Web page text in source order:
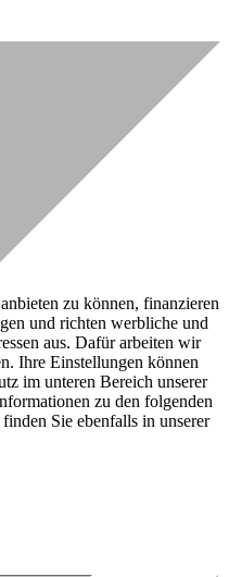
zu können, finanzieren
und richten werbliche und
aus. Dafür arbeiten wir
Ihre Einstellungen können
im unteren Bereich unserer
zu den folgenden
Sie ebenfalls in unserer